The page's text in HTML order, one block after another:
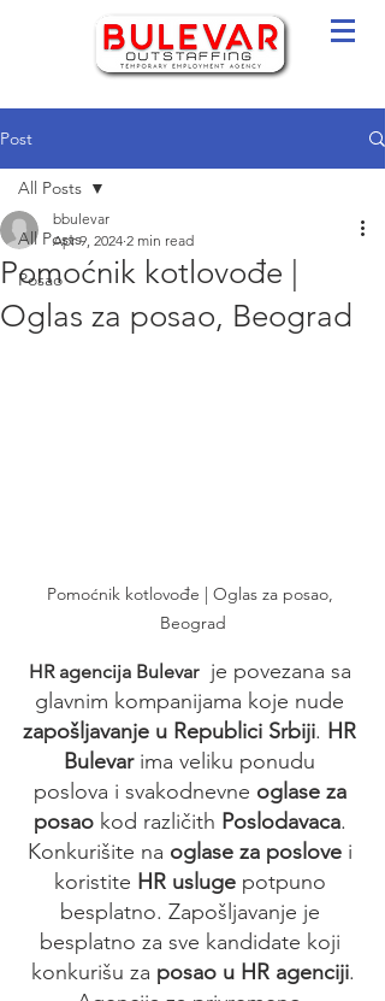
Post
All Posts
Posao
All Posts
Pomoćnik kotlovođe |
Oglas za posao, Beograd
bbulevar
Apr 9, 2024 2 min read
Pomoćnik kotlovođe | Oglas za posao,
Beograd
HR agencija Bulevar je povezana sa
glavnim kompanijama koje nude
zapošljavanje u Republici Srbiji. HR
Bulevar ima veliku ponudu
poslova i svakodnevne oglase za
posao kod različith Poslodavaca.
Konkurišite na oglase za poslove i
koristite HR usluge potpuno
besplatno. Zapošljavanje je
besplatno za sve kandidate koji
konkurišu za posao u HR agenciji.